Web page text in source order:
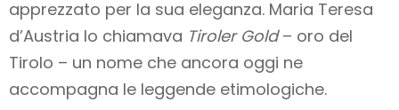
apprezzato per la sua eleganza. Maria Teresa
d’Austria lo chiamava Tiroler Gold– oro del
Tirolo – un nome che ancora oggi ne
accompagna le leggende etimologiche.